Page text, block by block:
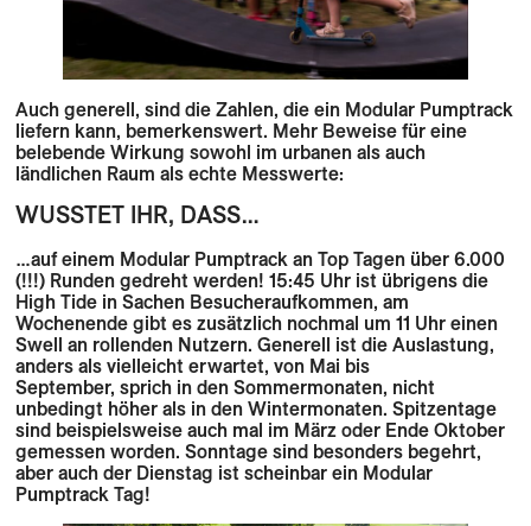
Auch generell, sind die Zahlen, die ein Modular Pumptrack
liefern kann, bemerkenswert. Mehr Beweise für eine
belebende Wirkung sowohl im urbanen als auch
ländlichen Raum als echte Messwerte:
WUSSTET IHR, DASS…
…auf einem Modular Pumptrack an Top Tagen über6.000
(!!!) Runden gedreht werden! 15:45 Uhr ist übrigens die
High Tide in Sachen Besucheraufkommen, am
Wochenende gibt es zusätzlich nochmal um 11 Uhr einen
Swell an rollenden Nutzern. Generell ist die Auslastung,
anders als vielleicht erwartet, von Mai bis
September, sprich in den Sommermonaten, nicht
unbedingt höher als in denWintermonaten. Spitzentage
sind beispielsweise auch mal im März oder Ende Oktober
gemessen worden.Sonntage sind besonders begehrt,
aber auch der Dienstag ist scheinbar ein Modular
Pumptrack Tag!